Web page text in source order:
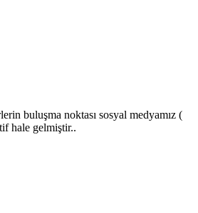
buluşma noktası sosyal medyamız (
hale gelmiştir..